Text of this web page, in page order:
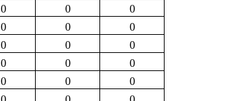
0 0
0
0 0
0
0 0
0
0 0
0
0 0
0